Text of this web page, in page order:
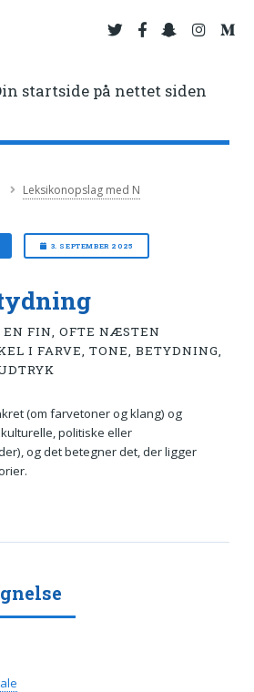
startside på nettet siden
Leksikonopslag med N
3. SEPTEMBER 2025
EN FIN, OFTE NÆSTEN
I FARVE, TONE, BETYDNING,
(om farvetoner og klang) og
politiske eller
og det betegner det, der ligger